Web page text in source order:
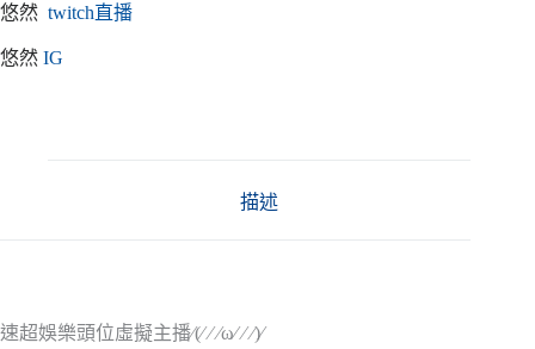
悠然 twitch直播
悠然 IG
描述
速超娛樂頭位虛擬主播⁄(⁄ ⁄ ⁄ω⁄ ⁄ ⁄)⁄